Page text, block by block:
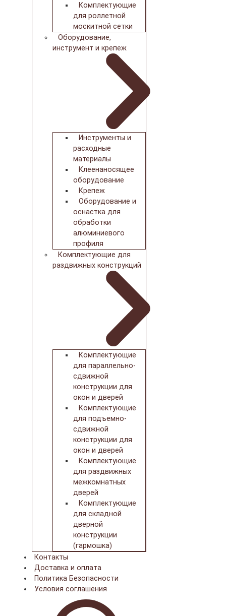
Комплектующие
для роллетной
москитной сетки
Оборудование,
инструмент и крепеж
Инструменты и
расходные
материалы
Клеенаносящее
оборудование
Крепеж
Оборудование и
оснастка для
обработки
алюминиевого
профиля
Комплектующие для
раздвижных конструкций
Комплектующие
для параллельно-
сдвижной
конструкции для
окон и дверей
Комплектующие
для подъемно-
сдвижной
конструкции для
окон и дверей
Комплектующие
для раздвижных
межкомнатных
дверей
Комплектующие
для складной
дверной
конструкции
(гармошка)
Контакты
Доставка и оплата
Политика Безопасности
Условия соглашения